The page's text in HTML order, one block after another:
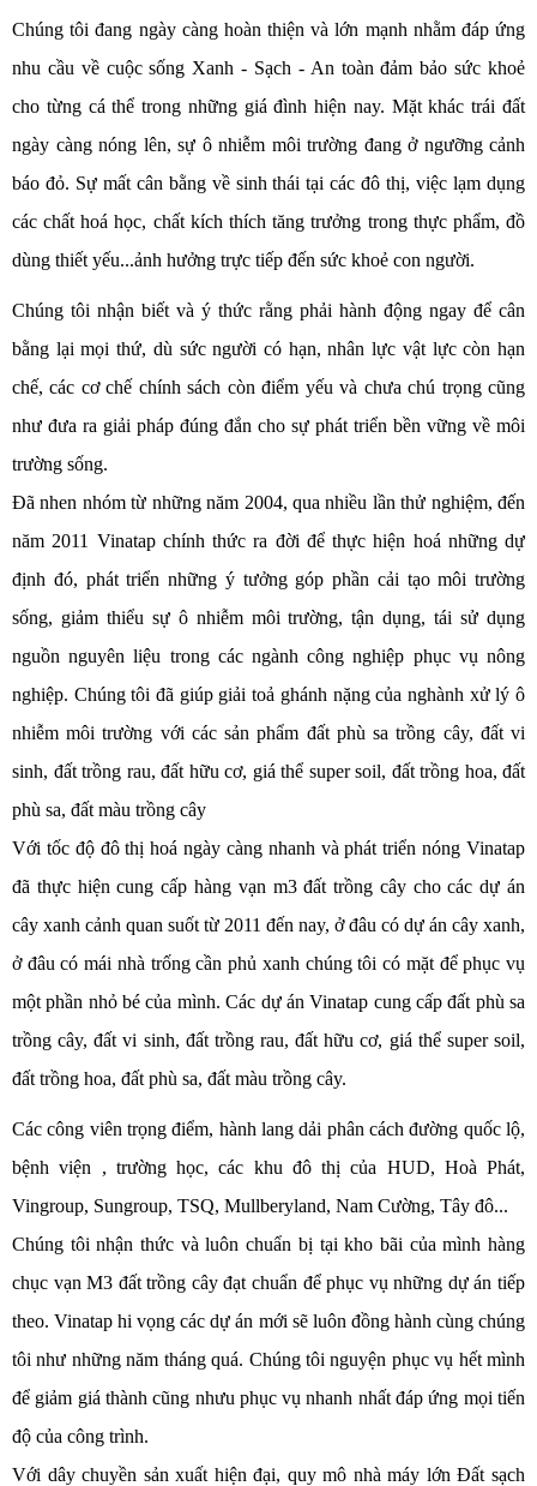
Chúng tôi đang ngày càng hoàn thiện và lớn mạnh nhằm đáp ứng
nhu cầu về cuộc sống Xanh - Sạch - An toàn đảm bảo sức khoẻ
cho từng cá thể trong những giá đình hiện nay. Mặt khác trái đất
ngày càng nóng lên, sự ô nhiễm môi trường đang ở ngưỡng cảnh
báo đỏ. Sự mất cân bằng về sinh thái tại các đô thị, việc lạm dụng
các chất hoá học, chất kích thích tăng trưởng trong thực phẩm, đồ
dùng thiết yếu...ảnh hưởng trực tiếp đến sức khoẻ con người.
Chúng tôi nhận biết và ý thức rằng phải hành động ngay để cân
bằng lại mọi thứ, dù sức người có hạn, nhân lực vật lực còn hạn
chế, các cơ chế chính sách còn điểm yếu và chưa chú trọng cũng
như đưa ra giải pháp đúng đắn cho sự phát triển bền vững về môi
trường sống.
Đã nhen nhóm từ những năm 2004, qua nhiều lần thử nghiệm, đến
năm 2011 Vinatap chính thức ra đời để thực hiện hoá những dự
định đó, phát triển những ý tưởng góp phần cải tạo môi trường
sống, giảm thiểu sự ô nhiễm môi trường, tận dụng, tái sử dụng
nguồn nguyên liệu trong các ngành công nghiệp phục vụ nông
nghiệp. Chúng tôi đã giúp giải toả ghánh nặng của nghành xử lý ô
nhiễm môi trường với các sản phẩm đất phù sa trồng cây, đất vi
sinh, đất trồng rau, đất hữu cơ, giá thể super soil, đất trồng hoa, đất
phù sa, đất màu trồng cây
Với tốc độ đô thị hoá ngày càng nhanh và phát triển nóng Vinatap
đã thực hiện cung cấp hàng vạn m3 đất trồng cây cho các dự án
cây xanh cảnh quan suốt từ 2011 đến nay, ở đâu có dự án cây xanh,
ở đâu có mái nhà trống cần phủ xanh chúng tôi có mặt để phục vụ
một phần nhỏ bé của mình. Các dự án Vinatap cung cấp đất phù sa
trồng cây, đất vi sinh, đất trồng rau, đất hữu cơ, giá thể super soil,
đất trồng hoa, đất phù sa, đất màu trồng cây.
Các công viên trọng điểm, hành lang dải phân cách đường quốc lộ,
bệnh viện , trường học, các khu đô thị của HUD, Hoà Phát,
Vingroup, Sungroup, TSQ, Mullberyland, Nam Cường, Tây đô...
Chúng tôi nhận thức và luôn chuẩn bị tại kho bãi của mình hàng
chục vạn M3 đất trồng cây đạt chuẩn để phục vụ những dự án tiếp
theo. Vinatap hi vọng các dự án mới sẽ luôn đồng hành cùng chúng
tôi như những năm tháng quá. Chúng tôi nguyện phục vụ hết mình
để giảm giá thành cũng nhưu phục vụ nhanh nhất đáp ứng mọi tiến
độ của công trình.
Với dây chuyền sản xuất hiện đại, quy mô nhà máy lớn Đất sạch